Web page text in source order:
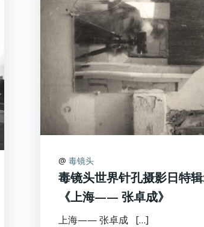
@ 毒镜头
毒镜头世界针孔摄影日特
《上海—— 张卓成》
上海—— 张卓成 […]